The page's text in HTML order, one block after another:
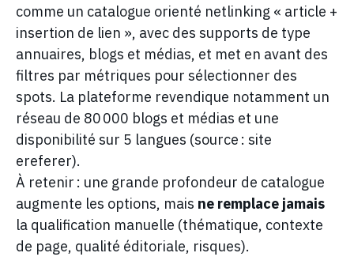
comme un catalogue orienté netlinking « article +
insertion de lien », avec des supports de type
annuaires, blogs et médias, et met en avant des
filtres par métriques pour sélectionner des
spots. La plateforme revendique notamment un
réseau de 80 000 blogs et médias et une
disponibilité sur 5 langues (source : site
ereferer).
À retenir : une grande profondeur de catalogue
augmente les options, mais ne remplace jamais
la qualification manuelle (thématique, contexte
de page, qualité éditoriale, risques).